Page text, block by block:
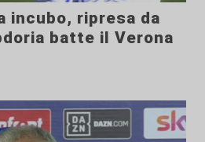
incubo, ripresa da
batte il Verona